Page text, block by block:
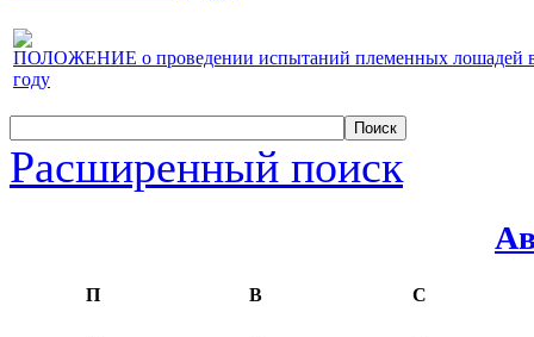
ПОЛОЖЕНИЕ о проведении испытаний племенных лошадей
году
Расширенный поиск
П В С